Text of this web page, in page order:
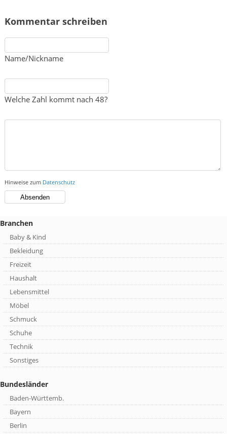
Kommentar schreiben
Name/Nickname
Welche Zahl kommt nach 48?
Hinweise zum Datenschutz
Branchen
Baby & Kind
Bekleidung
Freizeit
Haushalt
Lebensmittel
Möbel
Schmuck
Schuhe
Technik
Sonstiges
Bundesländer
Baden-Württemb.
Bayern
Berlin